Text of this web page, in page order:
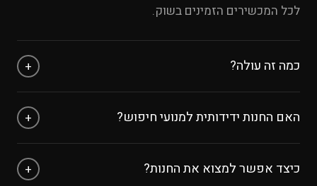
לכל המכשירים הזמינים בשוק.
כמה זה עולה? +
אפשר להתנסות בחינם עד 8 מוצרים ללא כרטיס אשראי.
לאחר מכן, עלות המנוי היא לפי החבילה שבוחרים
האם החנות ידידותית למנועי חיפוש? +
החיפוש, אם לא היא ממש חסרת תועלת, ולכן אנחנו ב-
כיצד אפשר למצוא את החנות? +